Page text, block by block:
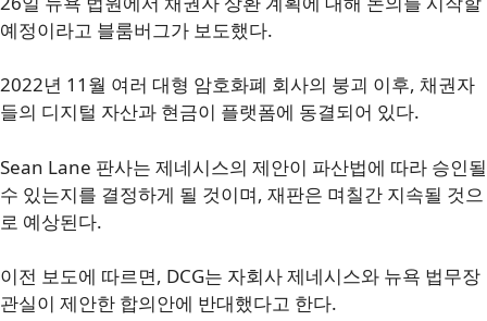
예정이라고 블룸버그가 보도했다.
2022년 11월 여러 대형 암호화폐 회사의 붕괴 이후, 채권자
들의 디지털 자산과 현금이 플랫폼에 동결되어 있다.
Sean Lane 판사는 제네시스의 제안이 파산법에 따라 승인될
수 있는지를 결정하게 될 것이며, 재판은 며칠간 지속될 것으
로 예상된다.
이전 보도에 따르면, DCG는 자회사 제네시스와 뉴욕 법무장
관실이 제안한 합의안에 반대했다고 한다.